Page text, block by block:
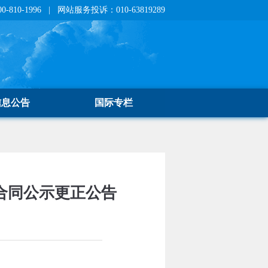
810-1996 | 网站服务投诉：010-63819289
公告 国际专栏
同公示更正公告